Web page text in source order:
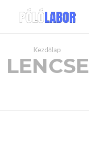
Kezdőlap
LENCSE